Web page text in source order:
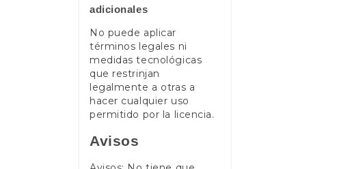
adicionales
No puede aplicar
términos legales ni
medidas tecnológicas
que restrinjan
legalmente a otras a
hacer cualquier uso
permitido por la licencia.
Avisos